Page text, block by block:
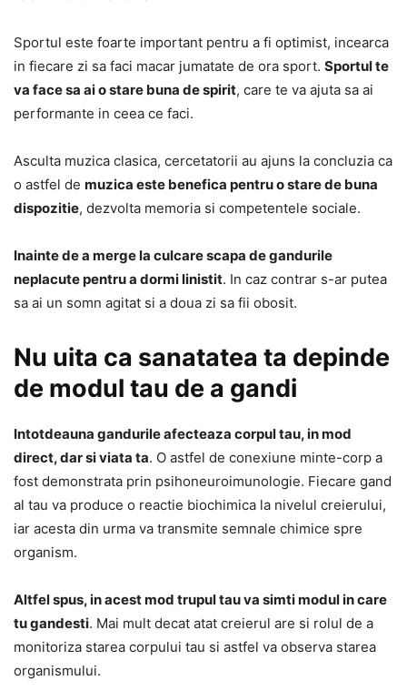
Sportul este foarte important pentru a fi optimist, incearca
in fiecare zi sa faci macar jumatate de ora sport. Sportul te
va face sa ai o stare buna de spirit, care te va ajuta sa ai
performante in ceea ce faci.
Asculta muzica clasica, cercetatorii au ajuns la concluzia ca
o astfel de muzica este benefica pentru o stare de buna
dispozitie, dezvolta memoria si competentele sociale.
Inainte de a merge la culcare scapa de gandurile
neplacute pentru a dormi linistit. In caz contrar s-ar putea
sa ai un somn agitat si a doua zi sa fii obosit.
Nu uita ca sanatatea ta depinde
de modul tau de a gandi
Intotdeauna gandurile afecteaza corpul tau, in mod
direct, dar si viata ta. O astfel de conexiune minte-corp a
fost demonstrata prin psihoneuroimunologie. Fiecare gand
al tau va produce o reactie biochimica la nivelul creierului,
iar acesta din urma va transmite semnale chimice spre
organism.
Altfel spus, in acest mod trupul tau va simti modul in care
tu gandesti. Mai mult decat atat creierul are si rolul de a
monitoriza starea corpului tau si astfel va observa starea
organismului.